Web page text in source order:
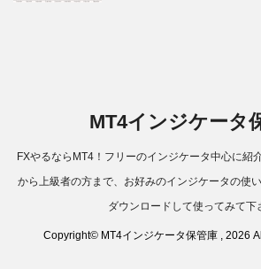
MT4インジケータ
FXやるならMT4！フリーのインジケータ中心に紹
から上級者の方まで、お好みのインジケータの使
ダウンロードして使ってみて下
Copyright© MT4インジケータ保管庫 , 2026